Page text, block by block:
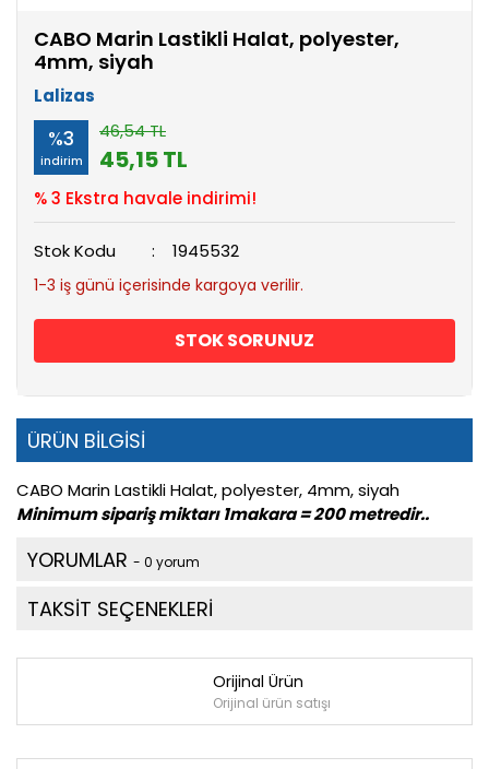
CABO Marin Lastikli Halat, polyester,
4mm, siyah
Lalizas
%3
indirim
46,54 TL
45,15 TL
% 3 Ekstra havale indirimi!
Stok Kodu 1945532
1-3 iş günü içerisinde kargoya verilir.
STOK SORUNUZ
ÜRÜN BİLGİSİ
CABO Marin Lastikli Halat, polyester, 4mm, siyah
Minimum sipariş miktarı 1makara = 200 metredir..
YORUMLAR - 0 yorum
TAKSİT SEÇENEKLERİ
Orijinal Ürün
Orijinal ürün satışı